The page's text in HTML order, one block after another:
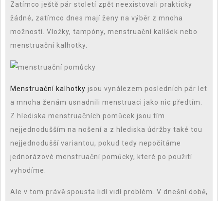
Zatímco ještě pár století zpět neexistovali prakticky
žádné, zatímco dnes mají ženy na výběr z mnoha
možností. Vložky, tampóny, menstruační kalíšek nebo
menstruační kalhotky.
Menstruační kalhotky jsou vynálezem posledních pár let
a mnoha ženám usnadnili menstruaci jako nic předtím.
Z hlediska menstruačních pomůcek jsou tím
nejjednodušším na nošení a z hlediska údržby také tou
nejjednodušší variantou, pokud tedy nepočítáme
jednorázové menstruační pomůcky, které po použití
vyhodíme.
Ale v tom právě spousta lidí vidí problém. V dnešní době,